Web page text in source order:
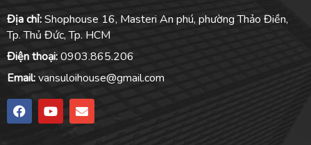
Địa chỉ:Shophouse 16, Masteri An phú, phường Thảo Điền,
Tp. Thủ Đức, Tp. HCM
Điện thoại:0903.865.206
Email:vansuloihouse@gmail.com
F
a
c
Y
o
u
E
n
v